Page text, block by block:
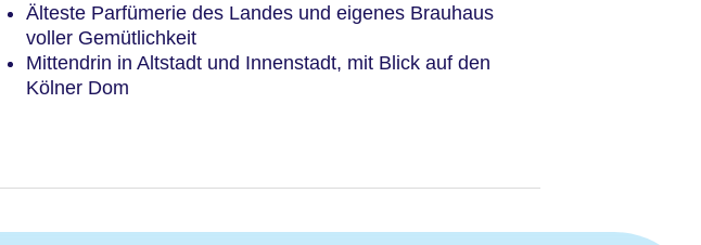
Älteste Parfümerie des Landes und eigenes Brauhaus
voller Gemütlichkeit
Mittendrin in Altstadt und Innenstadt, mit Blick auf den
Kölner Dom